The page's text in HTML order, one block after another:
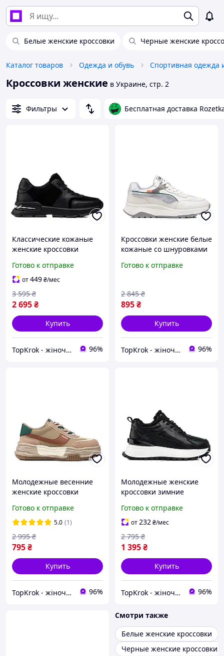
Белые женские кроссовки Черные женские
Каталог товаров Одежда и обувь Спортивная одежда
Кроссовки женские в Украине, стр. 2
Фильтры Бесплатная доставка
Классические кожаные
женские кроссовки
массивной толстой
подошве и высокой
платформе
Готово к отправке
от449₴/мес
2 695₴
3 595 ₴
Купить
TopKrok - жіноче та чоловіче взуття, жіночі сумки та верхній одяг 96%
Кроссовки женские белые
кожаные со шнуровками
Готово к отправке
895₴
2 845 ₴
Купить
TopKrok - жіноче та чоловіче взуття, жіночі сумки та верхній одяг 96%
Молодежные весенние
женские кроссовки
плоской подошве и
удобной платформе
Готово к отправке
5.0 (1)
795₴
2 995 ₴
Купить
TopKrok - жіноче та чоловіче взуття, жіночі сумки та верхній одяг 96%
Молодежные женские
кроссовки зимние
высокой белой подошве и
платформе с танкеткой 36
размер
Готово к отправке
от232₴/мес
1 395₴
2 795 ₴
Купить
TopKrok - жіноче та чоловіче взуття, жіночі сумки та верхній одяг 96%
Смотри также
Белые женские кроссовки
Черные женские кроссовки